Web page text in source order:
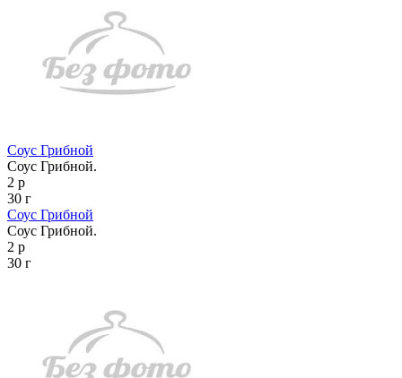
Соус Грибной
Соус Грибной.
2 р
30 г
Соус Грибной
Соус Грибной.
2 р
30 г